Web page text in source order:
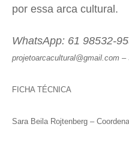
por essa arca cultural.
WhatsApp: 61 98532-
projetoarcacultural@gmail.com –
FICHA TÉCNICA
Sara Beila Rojtenberg –